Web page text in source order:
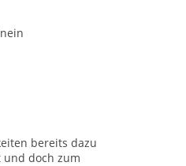
bereits dazu
doch zum